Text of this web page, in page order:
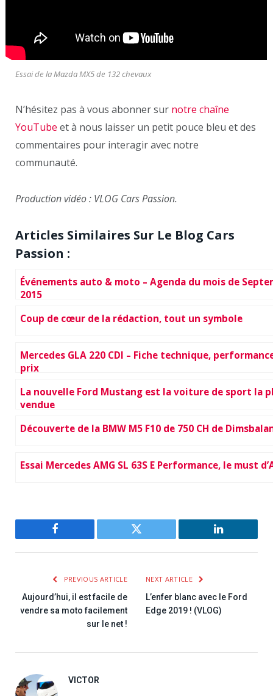
Essai de la Mazda MX5 de 132 chevaux
N’hésitez pas à vous abonner sur notre chaîne
YouTube et à nous laisser un petit pouce bleu et des
commentaires pour interagir avec notre
communauté.
Production vidéo : VLOG Cars Passion.
Articles Similaires Sur Le Blog Cars
Passion :
Événements auto & moto – Agenda du mois de
2015
Coup de cœur de la rédaction, tout un symbole
Mercedes GLA 220 CDI – Fiche technique,
prix
La nouvelle Ford Mustang est la voiture de sport la
vendue
Découverte de la BMW M5 F10 de 750 CH de
Essai Mercedes AMG SL 63S E Performance, le must
Facebook Twitter LinkedIn
PREVIOUS ARTICLE
Aujourd’hui, il est facile de
vendre sa moto facilement
sur le net !
NEXT ARTICLE
L’enfer blanc avec le Ford
Edge 2019 ! (VLOG)
VICTOR